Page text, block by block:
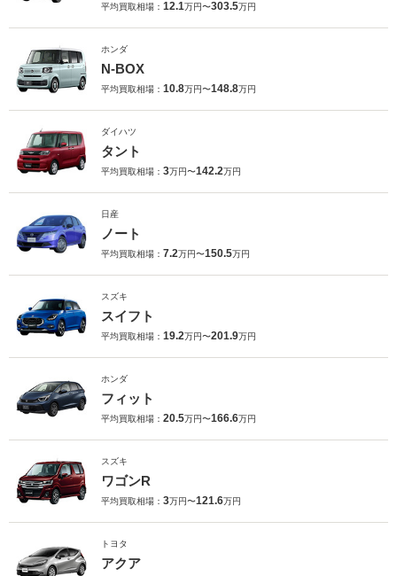
平均買取相場： 12.1万円〜303.5万円
ホンダ
N-BOX
平均買取相場： 10.8万円〜148.8万円
ダイハツ
タント
平均買取相場： 3万円〜142.2万円
日産
ノート
平均買取相場： 7.2万円〜150.5万円
スズキ
スイフト
平均買取相場： 19.2万円〜201.9万円
ホンダ
フィット
平均買取相場： 20.5万円〜166.6万円
スズキ
ワゴンR
平均買取相場： 3万円〜121.6万円
トヨタ
アクア